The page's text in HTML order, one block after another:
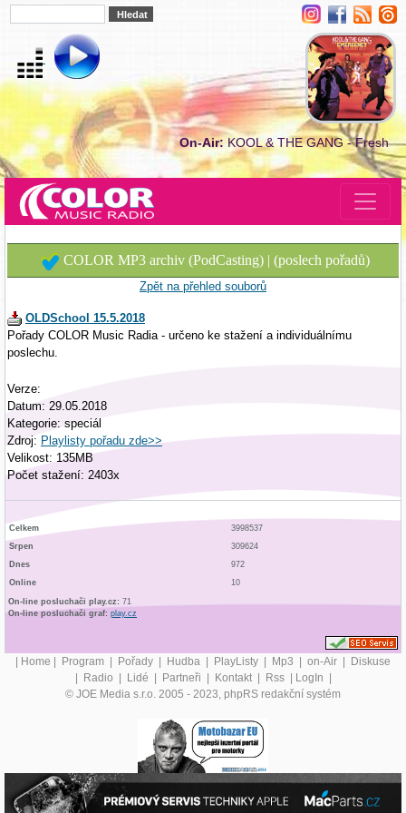
On-Air:KOOL & THE GANG - Fresh
COLOR MP3 archiv (PodCasting) | (poslech pořadů)
Zpět na přehled souborů
OLDSchool 15.5.2018
Pořady COLOR Music Radia - určeno ke stažení a individuálnímu
poslechu.
Verze:
Datum: 29.05.2018
Kategorie: speciál
Zdroj: Playlisty pořadu zde>>
Velikost: 135MB
Počet stažení: 2403x
Celkem
3998537
Srpen
309624
Dnes
972
Online
10
On-line posluchači play.cz: 71
On-line posluchači graf: play.cz
| Home | Program | Pořady | Hudba | PlayListy | Mp3 | on-Air | Diskuse
| Radio | Lidé | Partneři | Kontakt | Rss | LogIn |
© JOE Media s.r.o. 2005 - 2023, phpRS redakční systém